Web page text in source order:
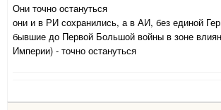
Они точно остануться
они и в РИ сохранились, а в АИ, без единой
бывшие до Первой Большой войны в зоне
Империи) - точно остануться